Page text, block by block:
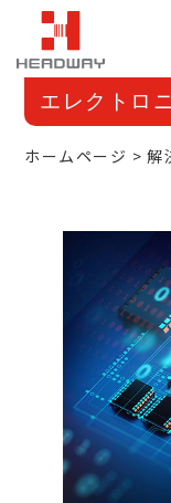
エレクトロ
ホームページ 解